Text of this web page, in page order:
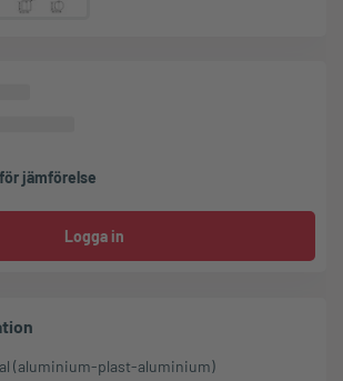
jämförelse
Logga in
(aluminium-plast-aluminium)